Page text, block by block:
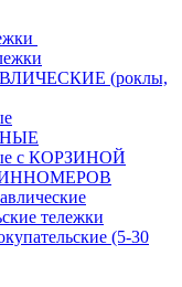
(роклы,
с КОРЗИНОЙ
тележки
(5-30